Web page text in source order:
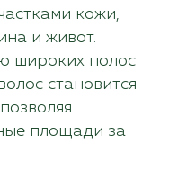
кожи,
и живот.
широких полос
становится
площади за